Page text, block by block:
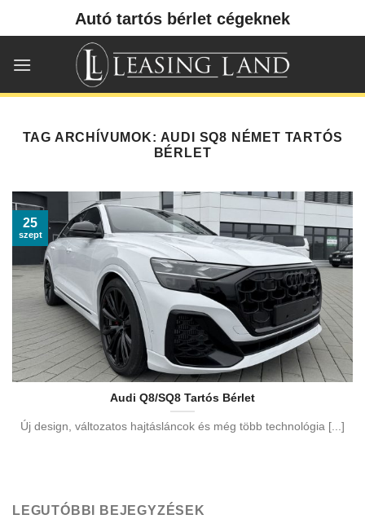
Autó tartós bérlet cégeknek
TAG ARCHÍVUMOK: AUDI SQ8 NÉMET TARTÓS
BÉRLET
Audi Q8/SQ8 Tartós Bérlet
Új design, változatos hajtásláncok és még több technológia [...]
25
szept
LEGUTÓBBI BEJEGYZÉSEK